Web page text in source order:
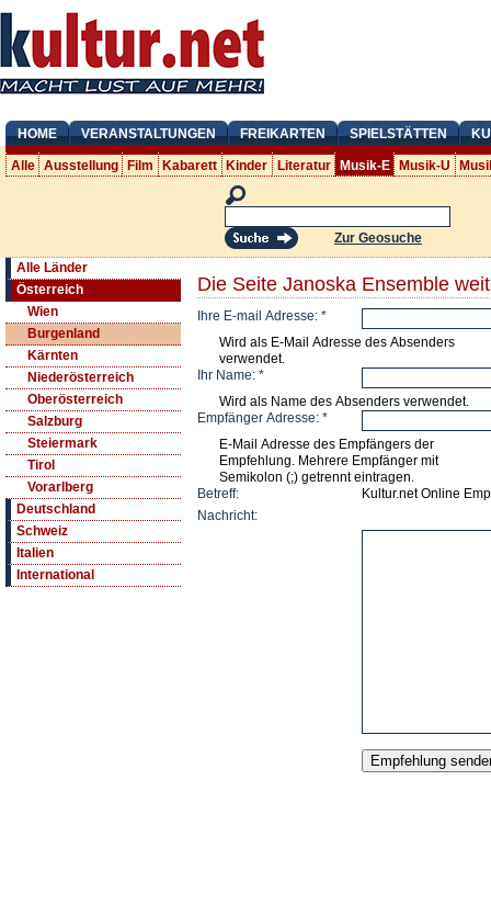
HOME VERANSTALTUNGEN FREIKARTEN SPIELSTÄTTEN
Alle Ausstellung Film Kabarett Kinder Literatur Musik-E Musik-U
Zur Geosuche
Alle Länder
Österreich
Wien
Burgenland
Kärnten
Niederösterreich
Oberösterreich
Salzburg
Steiermark
Tirol
Vorarlberg
Deutschland
Schweiz
Italien
International
Die Seite Janoska Ensemble
Ihre E-mail Adresse: *
Wird als E-Mail Adresse des Absenders
verwendet.
Ihr Name: *
Wird als Name des Absenders verwendet.
Empfänger Adresse: *
E-Mail Adresse des Empfängers der
Empfehlung. Mehrere Empfänger mit
Semikolon (;) getrennt eintragen.
Betreff:
Kultur.net Online
Nachricht: